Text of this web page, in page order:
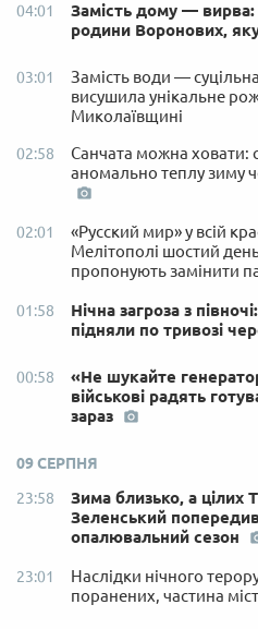
04:01
Замість дому — вирва:
родини Воронових,
03:01
Замість води —
висушила унікальне
Миколаївщині
02:58
Санчата можна ховати:
аномально теплу зиму
02:01
«Русский мир» у всій
Мелітополі шостий
пропонують замінити
01:58
Нічна загроза з
підняли по тривозі
00:58
«Не шукайте
військові радять
зараз
09 СЕРПНЯ
23:58
Зима близько, а цілих
Зеленський
опалювальний сезон
23:01
Наслідки нічного
поранених, частина